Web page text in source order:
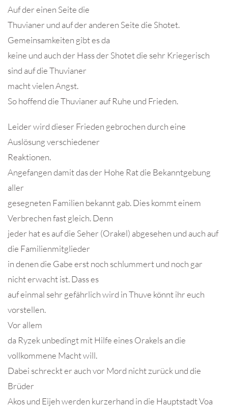
Auf der einen Seite die
Thuvianer und auf der anderen Seite die Shotet.
Gemeinsamkeiten gibt es da
keine und auch der Hass der Shotet die sehr Kriegerisch
sind auf die Thuvianer
macht vielen Angst.
So hoffend die Thuvianer auf Ruhe und Frieden.
Leider wird dieser Frieden gebrochen durch eine
Auslösung verschiedener
Reaktionen.
Angefangen damit das der Hohe Rat die Bekanntgebung
aller
gesegneten Familien bekannt gab. Dies kommt einem
Verbrechen fast gleich. Denn
jeder hat es auf die Seher (Orakel) abgesehen und auch auf
die Familienmitglieder
in denen die Gabe erst noch schlummert und noch gar
nicht erwacht ist. Dass es
auf einmal sehr gefährlich wird in Thuve könnt ihr euch
vorstellen.
Vor allem
da Ryzek unbedingt mit Hilfe eines Orakels an die
vollkommene Macht will.
Dabei schreckt er auch vor Mord nicht zurück und die
Brüder
Akos und Eijeh werden kurzerhand in die Hauptstadt Voa